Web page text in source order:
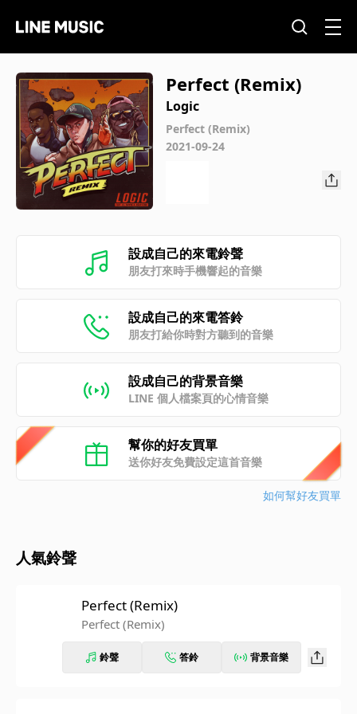
Perfect (Remix)
Logic
Perfect (Remix)
2021-09-24
設成自己的來電鈴聲
朋友打來時手機響起的音樂
設成自己的來電答鈴
朋友打給你時對方聽到的音樂
設成自己的背景音樂
LINE 個人檔案頁的心情音樂
幫你的好友買單
送你好友免費設定這首音樂
如何幫好友買單
人氣鈴聲
Perfect (Remix)
Perfect (Remix)
鈴聲 答鈴 背景音樂